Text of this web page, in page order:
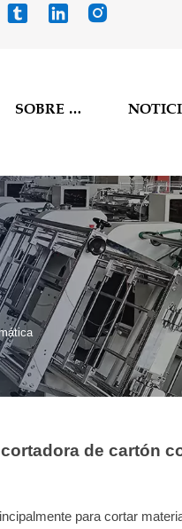
  
SOBRE NOSOTROS
de cartón
para cortar